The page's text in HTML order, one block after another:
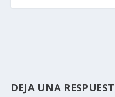
DEJA UNA